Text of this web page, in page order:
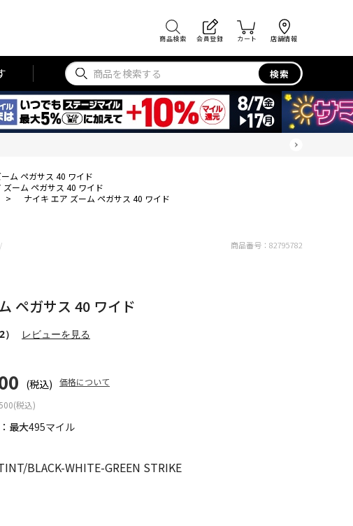
商品検索 会員登録 カート 店舗情報
検索
ム ペガサス 40 ワイド
ズーム ペガサス 40 ワイド
> ナイキ エア ズーム ペガサス 40 ワイド
最大495マイル
ペガサス 40 ワイド
） レビューを見る
税込)
(税込) 価格について
BLACK-WHITE-GREEN STRIKE
商品番号： 82795782